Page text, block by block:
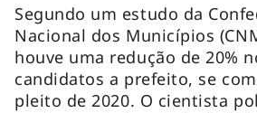
Segundo um estudo da
Nacional dos Municípios
houve uma redução de 20%
candidatos a prefeito, se
pleito de 2020. O cientista